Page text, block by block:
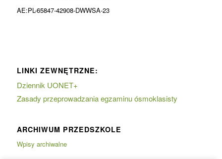
AE:PL-65847-42908-DWWSA-23
LINKI ZEWNĘTRZNE:
Dziennik UONET+
Zasady przeprowadzania egzaminu ósmoklasisty
ARCHIWUM PRZEDSZKOLE
Wpisy archiwalne